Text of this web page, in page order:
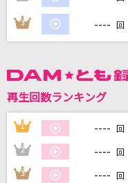
DAMに
カラ
家族や
3 ---- 回
再生回数ランキング
1 ---- 回
2 ---- 回
3 ---- 回